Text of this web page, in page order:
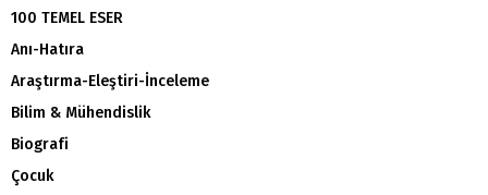
100 TEMEL ESER
Anı-Hatıra
Araştırma-Eleştiri-İnceleme
Bilim & Mühendislik
Biografi
Çocuk